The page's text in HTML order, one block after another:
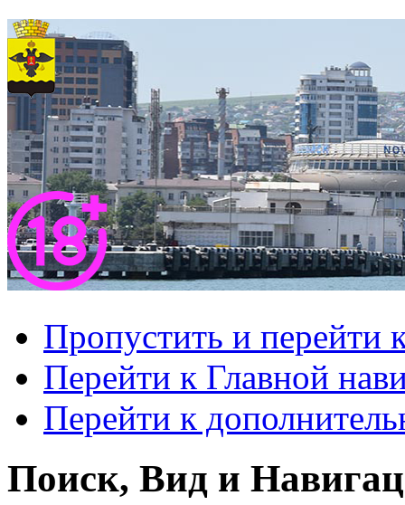
Пропустить и перейти
Перейти к Главной
Перейти к
Поиск, Вид и